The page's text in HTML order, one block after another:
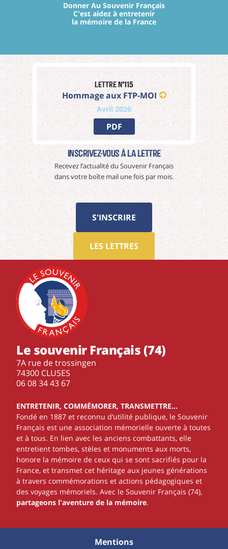
Donner Au Souvenir Français
C'est aidez à entretenir
la mémoire de la France
Lettre n°115
Hommage aux FTP-MOI
Avril 2026
PDF
Inscrivez-vous à La Lettre
Recevez l’actualité du Souvenir Français
dans votre boîte mail une fois par mois.
S'INSCRIRE
LES LETTRES
Le souvenir Français (74)
7A rue de trossingen
74300 CLUSES
‭06 08 34 43 67‬
ENTRETENIR, COMMÉMORER, TRANSMETTRE…
Fondé en 1887 et reconnu d’utilité publique, le Souvenir
Français est une association mémorielle ouverte à toutes
et à tous. En lien avec les anciens combattants, elle
entretient tombes, stèles et monuments aux morts,
honore la mémoire de ceux qui se sont sacrifiés pour la
France, et transmet cet héritage aux jeunes générations
à travers commémorations et actions pédagogiques et
des voyages mémoriels. Avec le Souvenir Français (74),
partageons l'aventure de la mémoire.
Mentions